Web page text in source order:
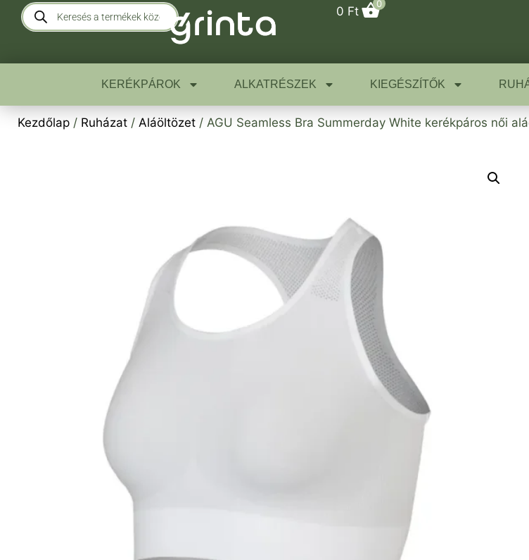
0 Ft
0
KERÉKPÁROK ALKATRÉSZEK KIEGÉSZÍTŐK
Kezdőlap / Ruházat / Aláöltözet / AGU Seamless Bra Summerday White kerékpáros női